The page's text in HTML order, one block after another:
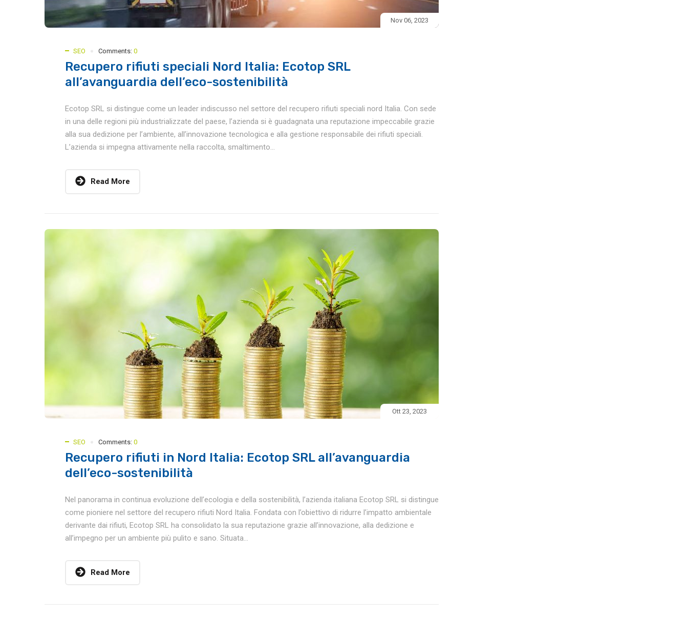
Nov 06, 2023
SEO Comments: 0
Recupero rifiuti speciali Nord Italia: Ecotop SRL
all’avanguardia dell’eco-sostenibilità
Ecotop SRL si distingue come un leader indiscusso nel settore del recupero rifiuti speciali nord Italia. Con sede
in una delle regioni più industrializzate del paese, l’azienda si è guadagnata una reputazione impeccabile grazie
alla sua dedizione per l’ambiente, all’innovazione tecnologica e alla gestione responsabile dei rifiuti speciali.
L’azienda si impegna attivamente nella raccolta, smaltimento...
Read More
Ott 23, 2023
SEO Comments: 0
Recupero rifiuti in Nord Italia: Ecotop SRL all’avanguardia
dell’eco-sostenibilità
Nel panorama in continua evoluzione dell’ecologia e della sostenibilità, l’azienda italiana Ecotop SRL si distingue
come pioniere nel settore del recupero rifiuti Nord Italia. Fondata con l’obiettivo di ridurre l’impatto ambientale
derivante dai rifiuti, Ecotop SRL ha consolidato la sua reputazione grazie all’innovazione, alla dedizione e
all’impegno per un ambiente più pulito e sano. Situata...
Read More